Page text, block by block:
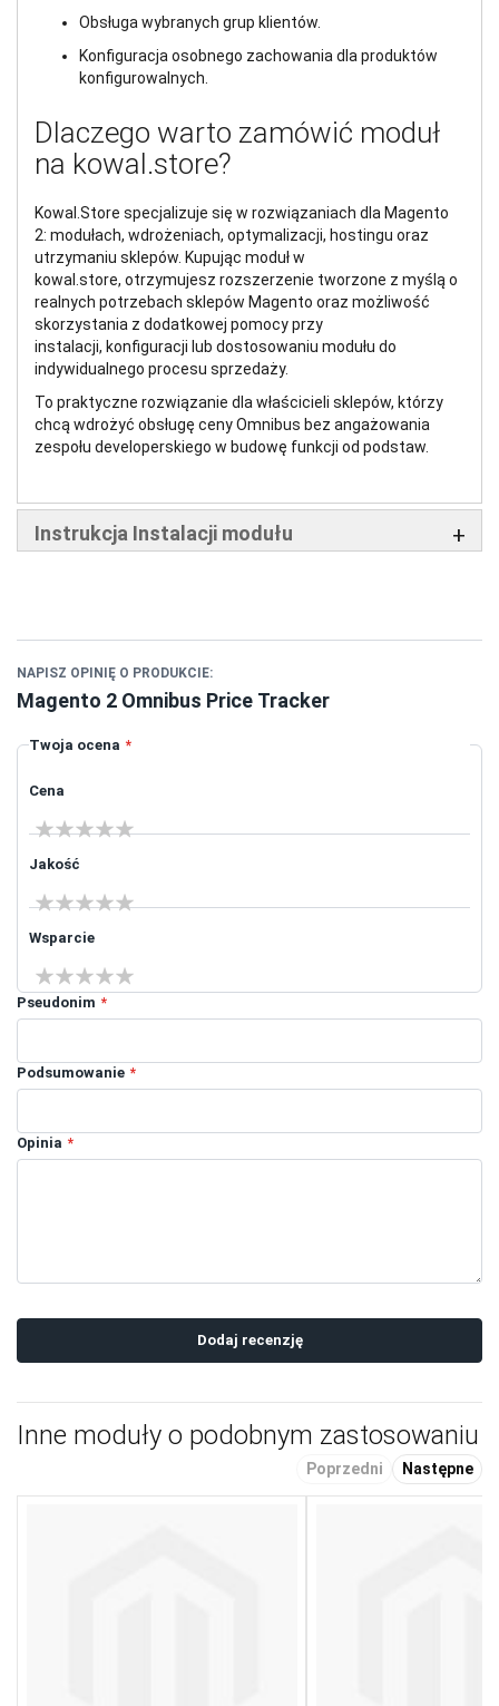
Obsługa wybranych grup klientów.
Konfiguracja osobnego zachowania dla produktów
konfigurowalnych.
Dlaczego warto zamówić moduł
na kowal.store?
Kowal.Store specjalizuje się w rozwiązaniach dla Magento
2: modułach, wdrożeniach, optymalizacji, hostingu oraz
utrzymaniu sklepów. Kupując moduł w
kowal.store, otrzymujesz rozszerzenie tworzone z myślą o
realnych potrzebach sklepów Magento oraz możliwość
skorzystania z dodatkowej pomocy przy
instalacji, konfiguracji lub dostosowaniu modułu do
indywidualnego procesu sprzedaży.
To praktyczne rozwiązanie dla właścicieli sklepów, którzy
chcą wdrożyć obsługę ceny Omnibus bez angażowania
zespołu developerskiego w budowę funkcji od podstaw.
Instrukcja Instalacji modułu
NAPISZ OPINIĘ O PRODUKCIE:
Magento 2 Omnibus Price Tracker
Twoja ocena
Cena
1 star2 stars
3 stars
4 stars5 stars
Jakość
1 star2 stars
3 stars
4 stars5 stars
Wsparcie
1 star2 stars
3 stars
4 stars5 stars
Pseudonim
Podsumowanie
Opinia
Dodaj recenzję
Inne moduły o podobnym zastosowaniu
Poprzedni Następne